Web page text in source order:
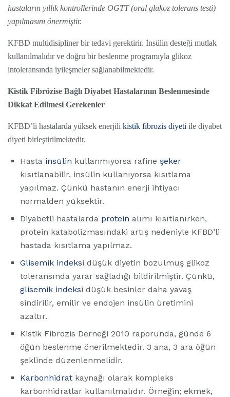
hastaların yıllık kontrollerinde OGTT (oral glukoz tolerans testi)
yapılmasını önermiştir.
KFBD multidisipliner bir tedavi gerektirir. İnsülin desteği mutlak
kullanılmalıdır ve doğru bir beslenme programıyla glikoz
intoleransında iyileşmeler sağlanabilmektedir.
Kistik Fibrözise Bağlı Diyabet Hastalarının Beslenmesinde
Dikkat Edilmesi Gerekenler
KFBD’li hastalarda yüksek enerjili kistik fibrozis diyeti ile diyabet
diyeti birleştirilmektedir.
Hasta insülin kullanmıyorsa rafine şeker
kısıtlanabilir, insülin kullanıyorsa kısıtlama
yapılmaz. Çünkü hastanın enerji ihtiyacı
normalden yüksektir.
Diyabetli hastalarda protein alımı kısıtlanırken,
protein katabolizmasındaki artış nedeniyle KFBD’li
hastada kısıtlama yapılmaz.
Glisemik indeksi düşük diyetin bozulmuş glikoz
toleransında yarar sağladığı bildirilmiştir. Çünkü,
glisemik indeksi düşük besinler daha yavaş
sindirilir, emilir ve endojen insülin üretimini
azaltır.
Kistik Fibrozis Derneği 2010 raporunda, günde 6
öğün beslenme önerilmektedir. 3 ana, 3 ara öğün
şeklinde düzenlenmelidir.
Karbonhidrat kaynağı olarak kompleks
karbonhidratlar kullanılmalıdır. Örneğin; ekmek,